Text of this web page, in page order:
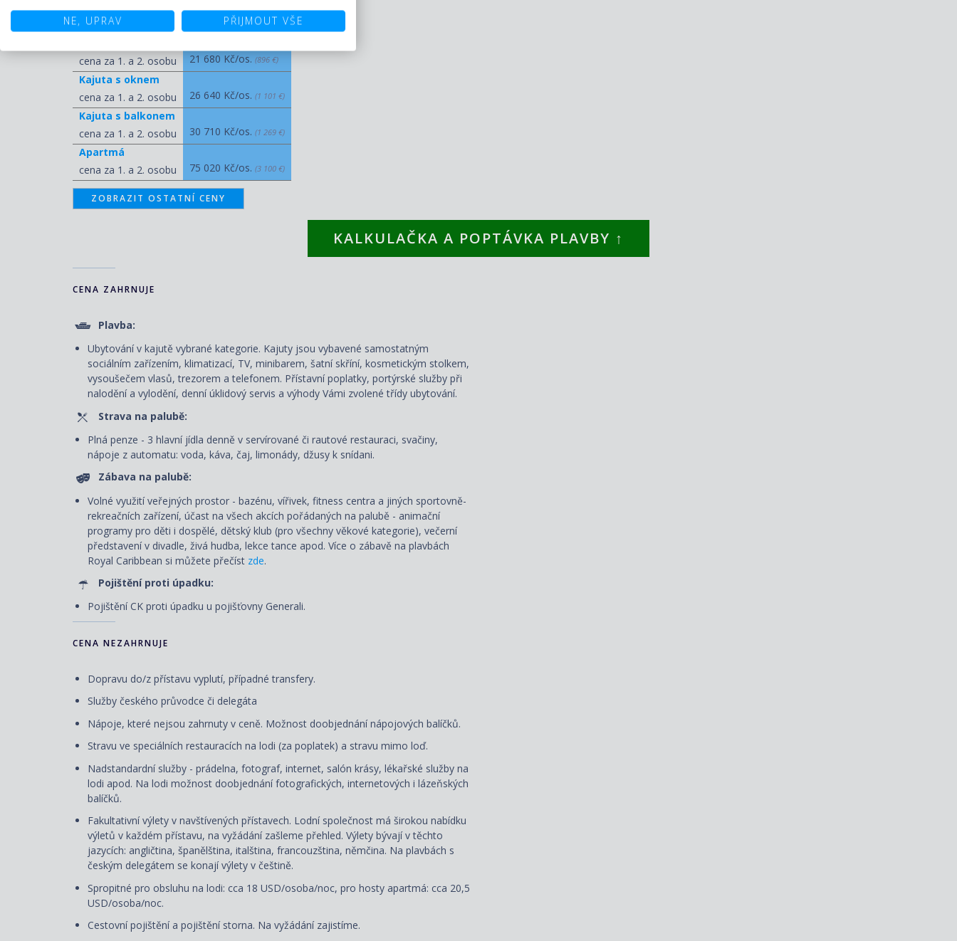
STANDARD
cena za 1. a 2. osobu
21 680 Kč/os. (896 €)
Kajuta s oknem
cena za 1. a 2. osobu
26 640 Kč/os. (1 101 €)
Kajuta s balkonem
cena za 1. a 2. osobu
30 710 Kč/os. (1 269 €)
Apartmá
cena za 1. a 2. osobu
75 020 Kč/os. (3 100 €)
ZOBRAZIT OSTATNÍ CENY
KALKULAČKA A POPTÁVKA PLAVBY ↑
CENA ZAHRNUJE
Plavba:
Ubytování v kajutě vybrané kategorie. Kajuty jsou vybavené samostatným
sociálním zařízením, klimatizací, TV, minibarem, šatní skříní, kosmetickým stolkem,
vysoušečem vlasů, trezorem a telefonem. Přístavní poplatky, portýrské služby při
nalodění a vylodění, denní úklidový servis a výhody Vámi zvolené třídy ubytování.
Strava na palubě:
Plná penze - 3 hlavní jídla denně v servírované či rautové restauraci, svačiny,
nápoje z automatu: voda, káva, čaj, limonády, džusy k snídani.
Zábava na palubě:
Volné využití veřejných prostor - bazénu, vířivek, fitness centra a jiných sportovně-
rekreačních zařízení, účast na všech akcích pořádaných na palubě - animační
programy pro děti i dospělé, dětský klub (pro všechny věkové kategorie), večerní
představení v divadle, živá hudba, lekce tance apod. Více o zábavě na plavbách
Royal Caribbean si můžete přečíst zde.
Pojištění proti úpadku:
Pojištění CK proti úpadku u pojišťovny Generali.
CENA NEZAHRNUJE
Dopravu do/z přístavu vyplutí, případné transfery.
Služby českého průvodce či delegáta
Nápoje, které nejsou zahrnuty v ceně. Možnost doobjednání nápojových balíčků.
Stravu ve speciálních restauracích na lodi (za poplatek) a stravu mimo loď.
Nadstandardní služby - prádelna, fotograf, internet, salón krásy, lékařské služby na
lodi apod. Na lodi možnost doobjednání fotografických, internetových i lázeňských
balíčků.
Fakultativní výlety v navštívených přístavech. Lodní společnost má širokou nabídku
výletů v každém přístavu, na vyžádání zašleme přehled. Výlety bývají v těchto
jazycích: angličtina, španělština, italština, francouzština, němčina. Na plavbách s
českým delegátem se konají výlety v češtině.
Spropitné pro obsluhu na lodi: cca 18 USD/osoba/noc, pro hosty apartmá: cca 20,5
USD/osoba/noc.
Cestovní pojištění a pojištění storna. Na vyžádání zajistíme.
NE, UPRAV PŘIJMOUT VŠE